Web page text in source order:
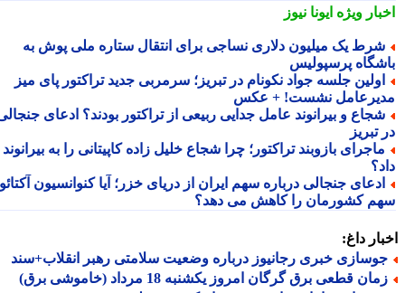
ویژهایونا نیوز
یک میلیون دلاری نساجی برای انتقال ستاره ملی پوش به
پرسپولیس
جلسه جواد نکونام در تبریز؛ سرمربی جدید تراکتور پای میز
نشست! + عکس
و بیرانوند عامل جدایی ربیعی از تراکتور بودند؟ ادعای جنجالی
تبریز
بازوبند تراکتور؛ چرا شجاع خلیل زاده کاپیتانی را به بیرانوند
جنجالی درباره سهم ایران از دریای خزر؛ آیا کنوانسیون آکتائو
کشورمان را کاهش می دهد؟
داغ:
خبری رجانیوز درباره وضعیت سلامتی رهبر انقلاب+سند
قطعی برق گرگان امروز یکشنبه 18 مرداد (خاموشی برق)